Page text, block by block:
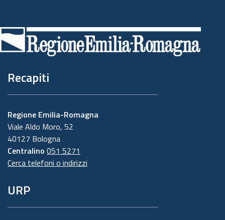
di
pagina
Recapiti
Regione Emilia-Romagna
Viale Aldo Moro, 52
40127 Bologna
Centralino 051 5271
Cerca telefoni o indirizzi
URP